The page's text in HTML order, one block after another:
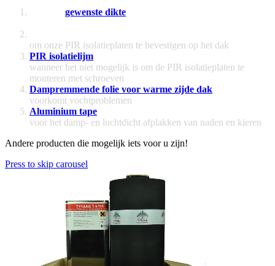
gewenste dikte
om onze PIR isolatieplaten te bevestigen op het dak
PIR isolatielijm
wanneer het niet mogelijk is om de PIR isolatieplaten te
monteren met schroeven
Dampremmende folie voor warme zijde dak
voorkomt vochtproblemen
Aluminium tape
voor het damp- en luchtdicht afplakken van naden en kieren
Andere producten die mogelijk iets voor u zijn!
Press to skip carousel